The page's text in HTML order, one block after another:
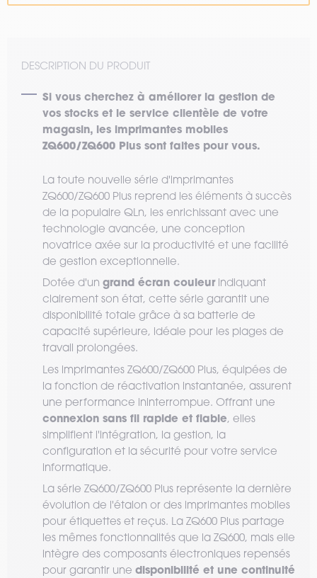
DESCRIPTION DU PRODUIT
Si vous cherchez à améliorer la gestion de
vos stocks et le service clientèle de votre
magasin, les imprimantes mobiles
ZQ600/ZQ600 Plus sont faites pour vous.
La toute nouvelle série d'imprimantes
ZQ600/ZQ600 Plus reprend les éléments à succès
de la populaire QLn, les enrichissant avec une
technologie avancée, une conception
novatrice axée sur la productivité et une facilité
de gestion exceptionnelle.
Dotée d'un grand écran couleurindiquant
clairement son état, cette série garantit une
disponibilité totale grâce à sa batterie de
capacité supérieure, idéale pour les plages de
travail prolongées.
Les imprimantes ZQ600/ZQ600 Plus, équipées de
la fonction de réactivation instantanée, assurent
une performance ininterrompue. Offrant une
connexion sans fil rapide et fiable, elles
simplifient l'intégration, la gestion, la
configuration et la sécurité pour votre service
informatique.
La série ZQ600/ZQ600 Plus représente la dernière
évolution de l'étalon or des imprimantes mobiles
pour étiquettes et reçus. La ZQ600 Plus partage
les mêmes fonctionnalités que la ZQ600, mais elle
intègre des composants électroniques repensés
pour garantir une disponibilité et une continuité